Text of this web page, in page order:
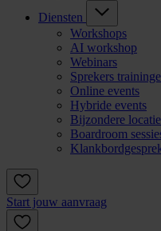
Diensten
Workshops
AI workshop
Webinars
Sprekers
Online events
Hybride events
Bijzondere
Boardroom
Start jouw aanvraag